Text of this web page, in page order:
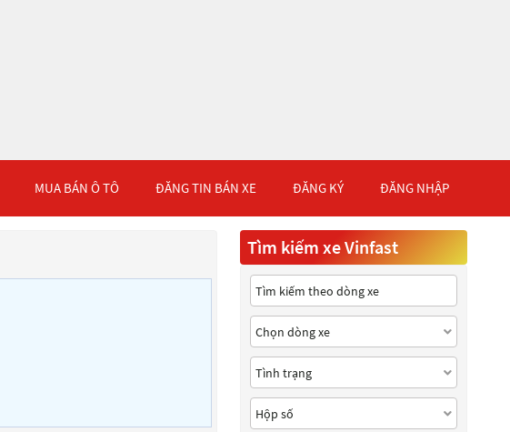
MUA BÁN Ô TÔ ĐĂNG TIN BÁN XE ĐĂNG KÝ ĐĂNG NHẬP
Tìm kiếm xe Vinfast